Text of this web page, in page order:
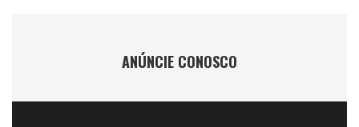
ANÚNCIE CONOSCO